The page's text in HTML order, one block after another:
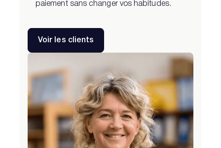
paiement sans changer vos habitudes.
Voir les clients